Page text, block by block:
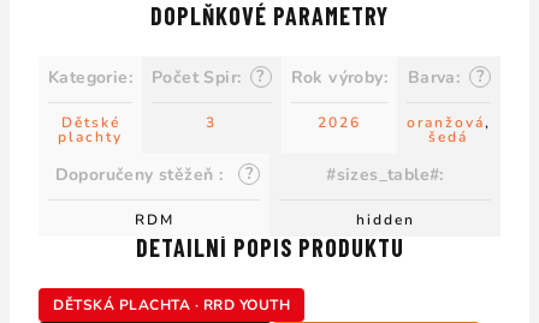
DETAILNÍ POPIS PRODUKTU
DĚTSKÁ PLACHTA · RRD YOUTH
DOPLŇKOVÉ PARAMETRY
Kategorie:
Dětské
plachty
?
Počet Spir:
3
Rok výroby:
2026
?
Barva:
oranžová,
šedá
?
Doporučeny stěžeň :
RDM
#sizes_table#:
hidden